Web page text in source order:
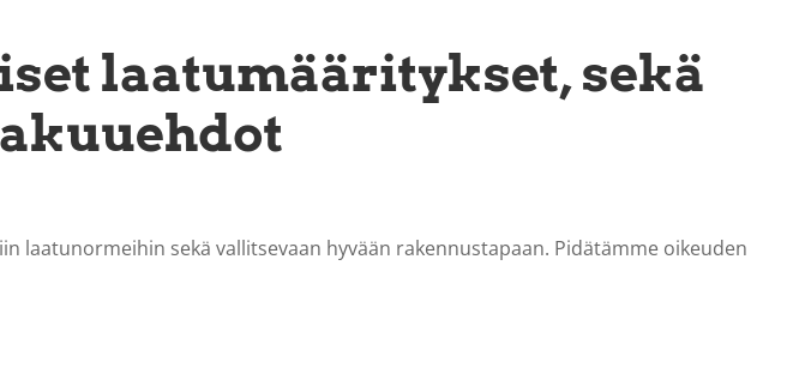
laatumääritykset, sekä
laatunormeihin sekä vallitsevaan hyvään rakennustapaan. Pidätämme oikeuden